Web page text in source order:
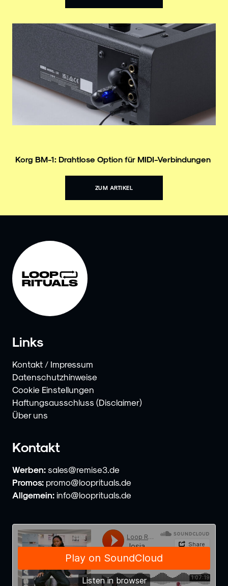
Korg BM-1: Drahtlose Option für MIDI-Verbindungen
ZUM ARTIKEL
Links
Kontakt / Impressum
Datenschutzhinweise
Cookie Einstellungen
Haftungsausschluss (Disclaimer)
Über uns
Kontakt
Werben: sales@remise3.de
Promos: promo@looprituals.de
Allgemein: info@looprituals.de